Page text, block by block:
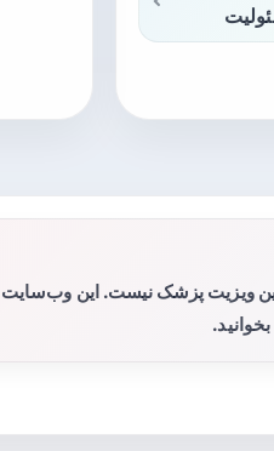
پزشک نیست. این وب‌سایت
بخوانید.